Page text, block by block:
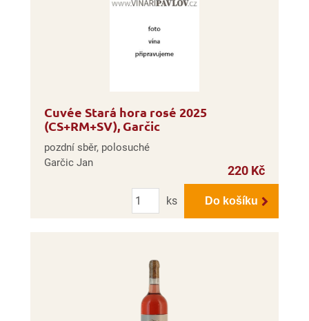
Cuvée Stará hora rosé 2025
(CS+RM+SV), Garčic
pozdní sběr, polosuché
Garčic Jan
220 Kč
Počet
ks
Do košíku